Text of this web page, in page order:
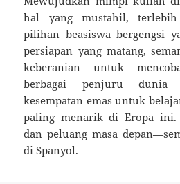
hal yang mustahil, terlebih
pilihan beasiswa bergengsi
persiapan yang matang,
keberanian untuk
berbagai penjuru dunia
kesempatan emas untuk
paling menarik di Eropa ini.
dan peluang masa
di Spanyol.